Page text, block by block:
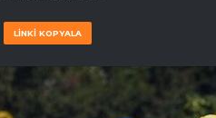
LİNKİ KOPYALA